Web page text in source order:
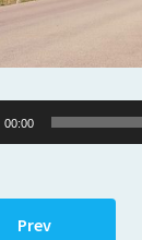
00:00
Prev